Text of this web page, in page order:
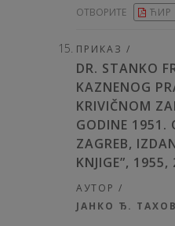
ОТВОРИТЕ ЋИР
ПРИКАЗ /
DR. STANKO
KAZNENOG
KRIVIČNOM
GODINE 1951.
ZAGREB,
KNJIGE”, 1955,
АУТОР /
ЈАНКО Ђ.